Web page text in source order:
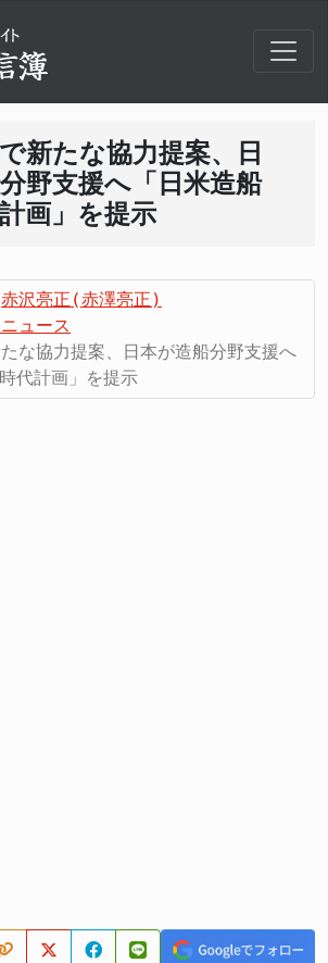
新たな協力提案、日
野支援へ「日米造船
画」を提示
赤沢亮正(赤澤亮正)
ュース
な協力提案、日本が造船分野支援へ
代計画」を提示